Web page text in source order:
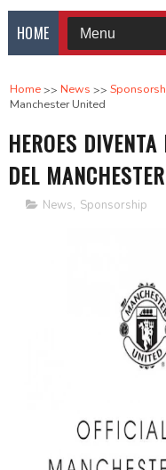
HOME
Home News
Manchester United
HEROES
DEL
News, Sponsorship